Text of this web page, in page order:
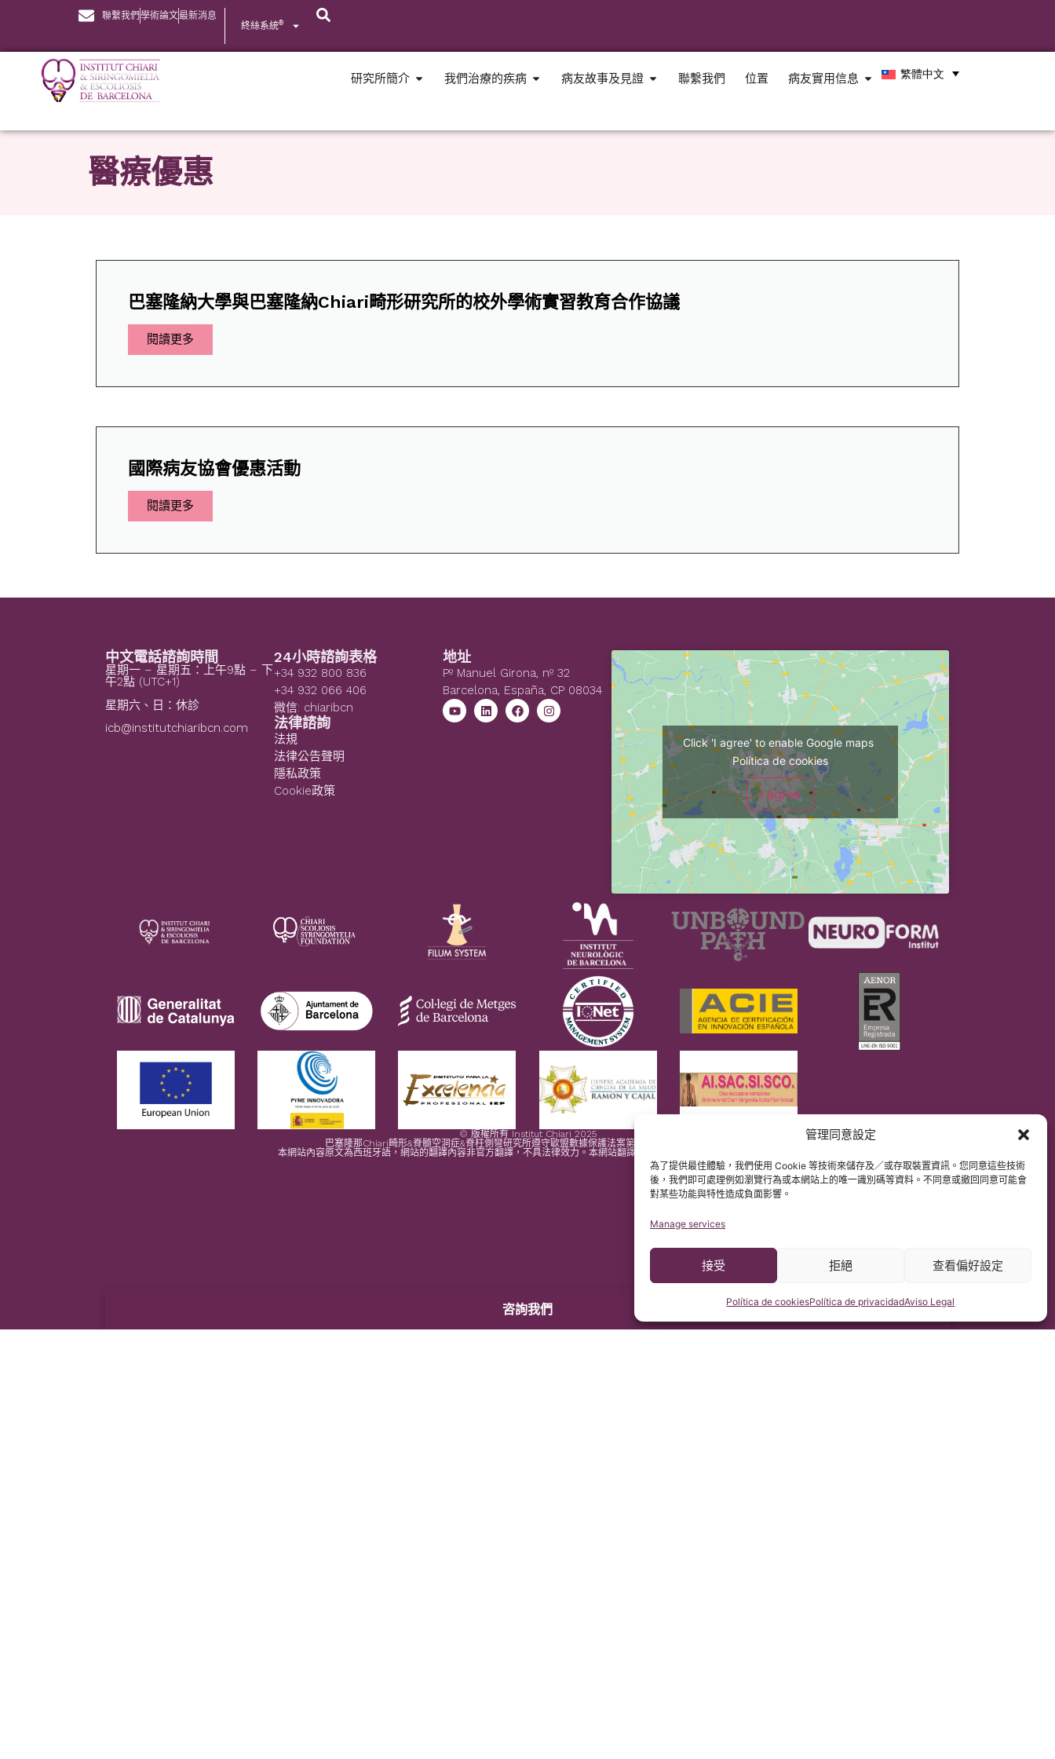
管理同意設定
為了提供最佳體驗，我們使用 Cookie 等技術來儲存及／或存取裝置資訊。您同意這些技術
後，我們即可處理例如瀏覽行為或本網站上的唯一識別碼等資料。不同意或撤回同意可能會
對某些功能與特性造成負面影響。
Manage services
接受 拒絕 查看偏好設定
Política de cookiesPolítica de privacidadAviso Legal
聯繫我們學術論文最新消息
終絲系統®
研究所簡介 我們治療的疾病 病友故事及見證 聯繫我們 位置 病友實用信息 繁體中文
醫療優惠
巴塞隆納大學與巴塞隆納Chiari畸形研究所的校外學術實習教育合作協議
閱讀更多
國際病友協會優惠活動
閱讀更多
中文電話諮詢時間
星期一 – 星期五：上午9點 – 下
午2點 (UTC+1)
星期六、日：休診
icb@institutchiaribcn.com
24小時諮詢表格
+34 932 800 836
+34 932 066 406
微信: chiaribcn
法律諮詢
法規
法律公告聲明
隱私政策
Cookie政策
地址
Pº Manuel Girona, nº 32
Barcelona, España, CP 08034
Click 'I agree' to enable Google maps
Política de cookies
I agree
© 版權所有 Institut Chiari 2025
巴塞隆那Chiari畸形&脊髓空洞症&脊柱側彎研究所遵守歐盟數據保護法案第2016/679條（GDPR）
本網站內容原文為西班牙語，網站的翻譯內容非官方翻譯，不具法律效力。本網站翻譯旨在幫助讀者理解原文網站內容。
咨詢我們